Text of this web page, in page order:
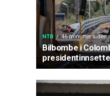
NTB 46 minutter siden
Bilbombe i